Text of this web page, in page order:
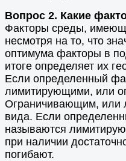
Вопрос 2. Какие
Факторы среды,
несмотря на то, что
оптимума факторы в
итоге определяет их
Если определенный
лимитирующими, или
Ограничивающим, или
вида. Если
называются
при наличии
погибают.